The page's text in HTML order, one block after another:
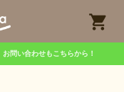
お問い合わせもこちらから！